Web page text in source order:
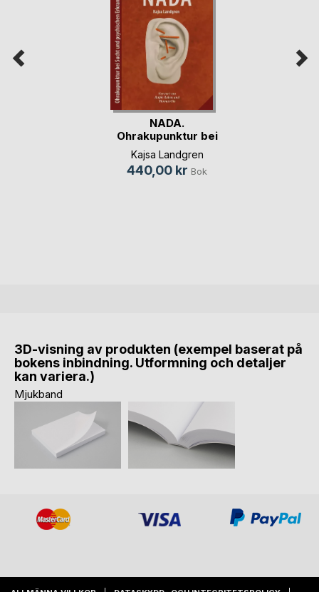
NADA.
Ohrakupunktur bei
Sucht und (...)
Kajsa Landgren
440,00 kr Bok
3D-visning av produkten (exempel baserat på
bokens inbindning. Utformning och detaljer
kan variera.)
Mjukband